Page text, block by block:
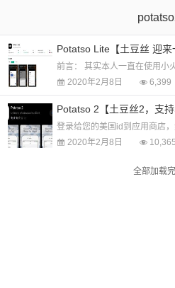
前言： 其实本人一直在使用小
2020年2月8日
6,399
登录给您的美国id到应用商店
2020年2月8日
10,365
全部加载